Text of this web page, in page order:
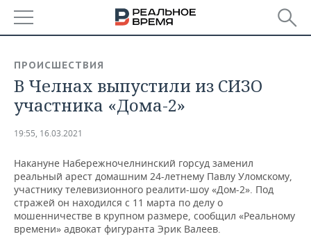
БАШКОРТОСТАН
ТАТАРСТАН
НОВОСТИ
АНАЛИТИКА
ДЕКЛАРАЦИИ О ДОХОДАХ
КОРОЛИ ГОСЗАКАЗА ПФО
НОВОСТИ ЭКОНОМИКИ
ФИНАНСЫ
ПРОМЫШЛЕННОСТЬ
НОВОСТИ
ПРОМЫШЛЕННОСТИ
НЕДВИЖИМОСТЬ
ПРОИСШЕСТВИЯ
В Челнах выпустили из СИЗО
участника «Дома-2»
19:55, 16.03.2021
Накануне Набережночелнинский горсуд заменил
реальный арест домашним 24-летнему Павлу Уломскому,
участнику телевизионного реалити-шоу «Дом-2». Под
стражей он находился с 11 марта по делу о
мошенничестве в крупном размере, сообщил «Реальному
времени» адвокат фигуранта Эрик Валеев.